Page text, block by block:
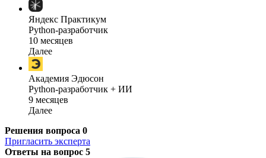
Яндекс Практикум
Python-разработчик
10 месяцев
Далее
Академия Эдюсон
Python-разработчик + ИИ
9 месяцев
Далее
Решения вопроса 0
Пригласить эксперта
Ответы на вопрос 5